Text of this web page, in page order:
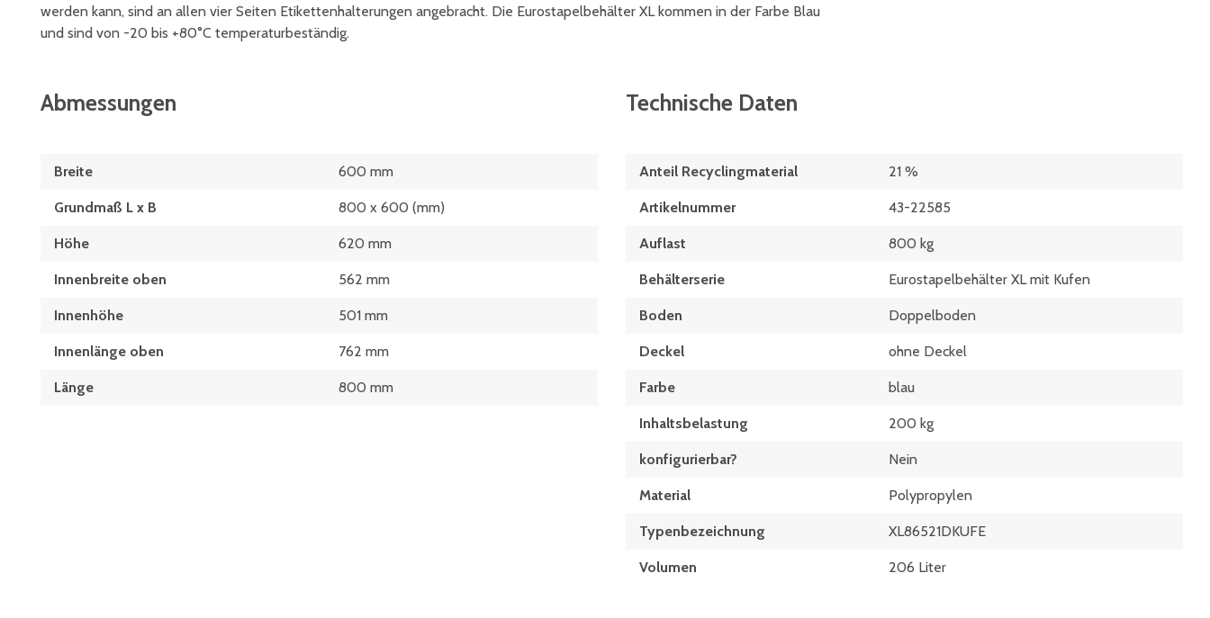
werden kann, sind an allen vier Seiten Etikettenhalterungen angebracht. Die Eurostapelbehälter XL kommen in der Farbe Blau
und sind von -20 bis +80°C temperaturbeständig.
Abmessungen
Breite 600 mm
Grundmaß L x B 800 x 600 (mm)
Höhe 620 mm
Innenbreite oben 562 mm
Innenhöhe 501 mm
Innenlänge oben 762 mm
Länge 800 mm
Technische Daten
Anteil Recyclingmaterial 21 %
Artikelnummer 43-22585
Auflast 800 kg
Behälterserie Eurostapelbehälter XL mit Kufen
Boden Doppelboden
Deckel ohne Deckel
Farbe blau
Inhaltsbelastung 200 kg
konfigurierbar? Nein
Material Polypropylen
Typen­be­zeich­nung XL86521DKUFE
Volumen 206 Liter